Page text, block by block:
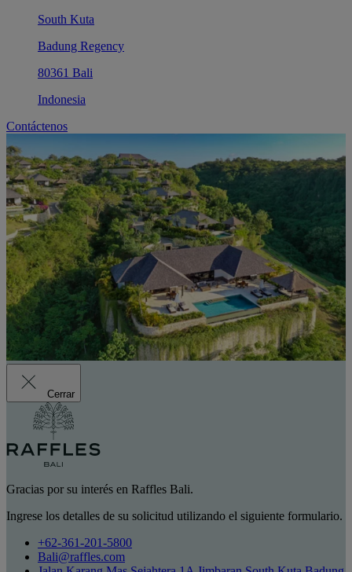
South Kuta
Badung Regency
80361 Bali
Indonesia
Contáctenos
Cerrar
Gracias por su interés en Raffles Bali.
Ingrese los detalles de su solicitud utilizando el siguiente formulario.
+62-361-201-5800
Bali@raffles.com